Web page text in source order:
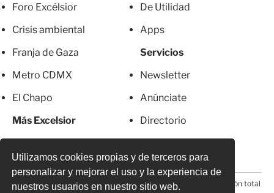
Utilizamos cookies propias y de terceros para
personalizar y mejorar el uso y la experiencia de
nuestros usuarios en nuestro sitio web.
Foro Excélsior
Crisis ambiental
Franja de Gaza
Metro CDMX
El Chapo
Más Excelsior
De Utilidad
Apps
Servicios
Newsletter
Anúnciate
Directorio
© 2026 Todos los derechos reservados. Prohibida la reproducción total